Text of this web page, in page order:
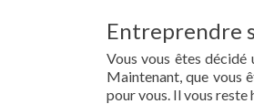
Entreprendre
Vous vous êtes
Maintenant, que vous
pour vous. Il vous reste